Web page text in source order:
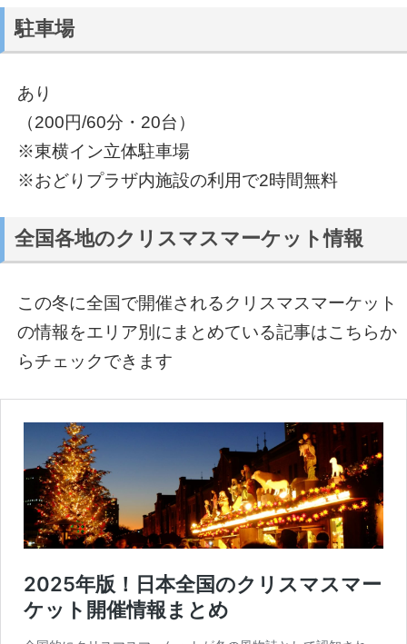
駐車場
あり
（200円/60分・20台）
※東横イン立体駐車場
※おどりプラザ内施設の利用で2時間無料
全国各地のクリスマスマーケット情報
この冬に全国で開催されるクリスマスマーケット
の情報をエリア別にまとめている記事はこちらか
らチェックできます